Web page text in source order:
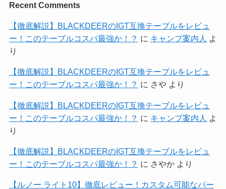
Recent Comments
【徹底解説】BLACKDEERのIGT互換テーブルをレビュ
ー！このテーブルコスパ最強か！？ に キャンプ案内人 よ
り
【徹底解説】BLACKDEERのIGT互換テーブルをレビュ
ー！このテーブルコスパ最強か！？ に さやより
【徹底解説】BLACKDEERのIGT互換テーブルをレビュ
ー！このテーブルコスパ最強か！？ に キャンプ案内人
よ
り
【徹底解説】BLACKDEERのIGT互換テーブルをレビュ
ー！このテーブルコスパ最強か！？ に さやかより
【ルノー ライト10】徹底レビュー！カスタム可能なパー